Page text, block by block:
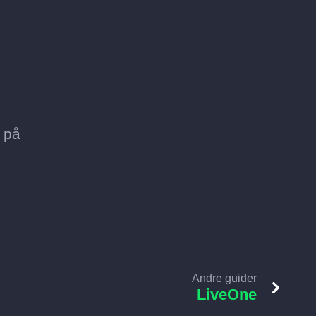
Andre guider
LiveOne